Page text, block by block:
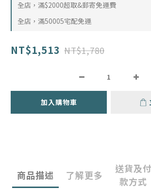
全店，滿$2000超取&郵寄免運費
全店，滿50005宅配免運
NT$1,513 NT$1,780
加入購物車
商品描述 了解更多
送貨及付
款方式